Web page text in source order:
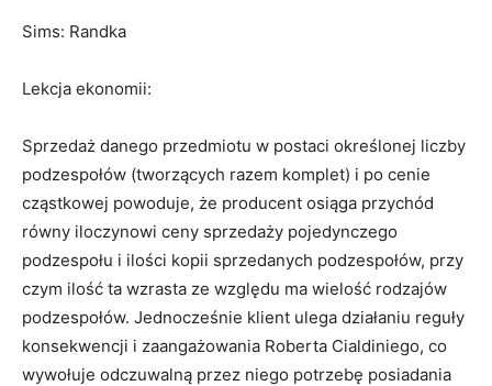
Sims: Randka
Lekcja ekonomii:
Sprzedaż danego przedmiotu w postaci określonej liczby
podzespołów (tworzących razem komplet) i po cenie
cząstkowej powoduje, że producent osiąga przychód
równy iloczynowi ceny sprzedaży pojedynczego
podzespołu i ilości kopii sprzedanych podzespołów, przy
czym ilość ta wzrasta ze względu ma wielość rodzajów
podzespołów. Jednocześnie klient ulega działaniu reguły
konsekwencji i zaangażowania Roberta Cialdiniego, co
wywołuje odczuwalną przez niego potrzebę posiadania